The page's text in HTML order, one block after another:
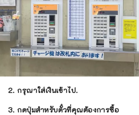
2. กรุณาใส่เงินเข้าไป.
3. กดปุ่มสำหรับตั๋วที่คุณต้องการซื้อ